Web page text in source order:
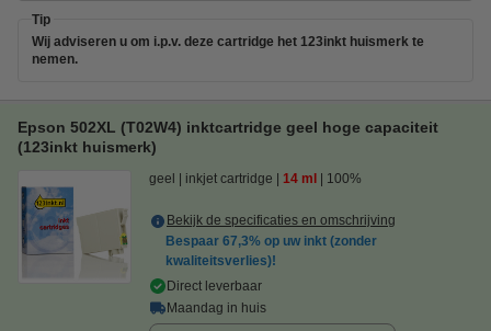
Tip
Wij adviseren u om i.p.v. deze cartridge het 123inkt huismerk te
nemen.
Epson 502XL (T02W4) inktcartridge geel hoge capaciteit
(123inkt huismerk)
geel inkjet cartridge 14 ml 100%
Bekijk de specificaties en omschrijving
Bespaar 67,3% op uw inkt (zonder
kwaliteitsverlies)!
Direct leverbaar
Maandag in huis